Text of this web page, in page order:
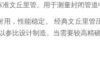
文丘里管。用于测量封闭管
用，性能稳定。 经典文丘里
参比设计制造。当需要较高精